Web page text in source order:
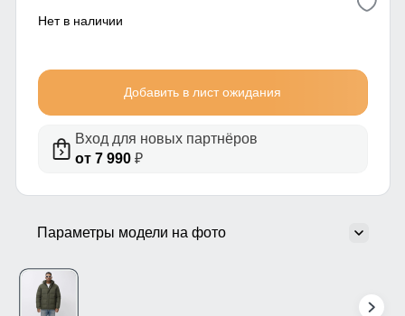
Нет в наличии
Добавить в лист ожидания
Вход для новых партнёров
от 7 990₽
Параметры модели на фото